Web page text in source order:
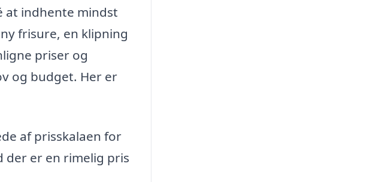
at indhente mindst
frisure, en klipning
priser og
og budget. Her er
af prisskalaen for
der er en rimelig pris